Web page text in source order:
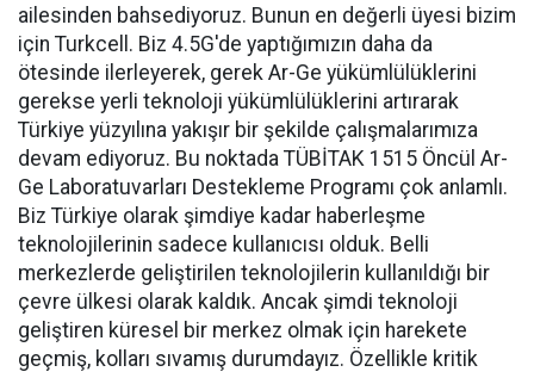
ailesinden bahsediyoruz. Bunun en değerli üyesi bizim
için Turkcell. Biz 4.5G'de yaptığımızın daha da
ötesinde ilerleyerek, gerek Ar-Ge yükümlülüklerini
gerekse yerli teknoloji yükümlülüklerini artırarak
Türkiye yüzyılına yakışır bir şekilde çalışmalarımıza
devam ediyoruz. Bu noktada TÜBİTAK 1515 Öncül Ar-
Ge Laboratuvarları Destekleme Programı çok anlamlı.
Biz Türkiye olarak şimdiye kadar haberleşme
teknolojilerinin sadece kullanıcısı olduk. Belli
merkezlerde geliştirilen teknolojilerin kullanıldığı bir
çevre ülkesi olarak kaldık. Ancak şimdi teknoloji
geliştiren küresel bir merkez olmak için harekete
geçmiş, kolları sıvamış durumdayız. Özellikle kritik